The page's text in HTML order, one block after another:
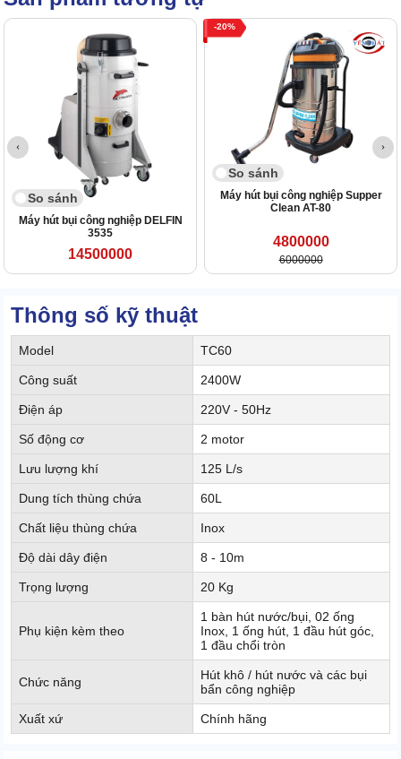
So sánh
Máy hút bụi công nghiệp DELFIN
3535
14500000
20
So sánh
Máy hút bụi công nghiệp Supper
Clean AT-80
4800000
6000000
Thông số kỹ thuật
Model TC60
Công suất 2400W
Điện áp 220V - 50Hz
Số động cơ 2 motor
Lưu lượng khí 125 L/s
Dung tích thùng chứa 60L
Chất liệu thùng chứa Inox
Độ dài dây điện 8 - 10m
Trọng lượng 20 Kg
Phụ kiện kèm theo
1 bàn hút nước/bụi, 02 ống
Inox, 1 ống hút, 1 đầu hút góc,
1 đầu chổi tròn
Chức năng
Hút khô / hút nước và các bụi
bẩn công nghiệp
Xuất xứ Chính hãng